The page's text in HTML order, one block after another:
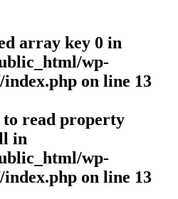
array key 0 in
wp-
index.php on line 13
read property
in
wp-
index.php on line 13